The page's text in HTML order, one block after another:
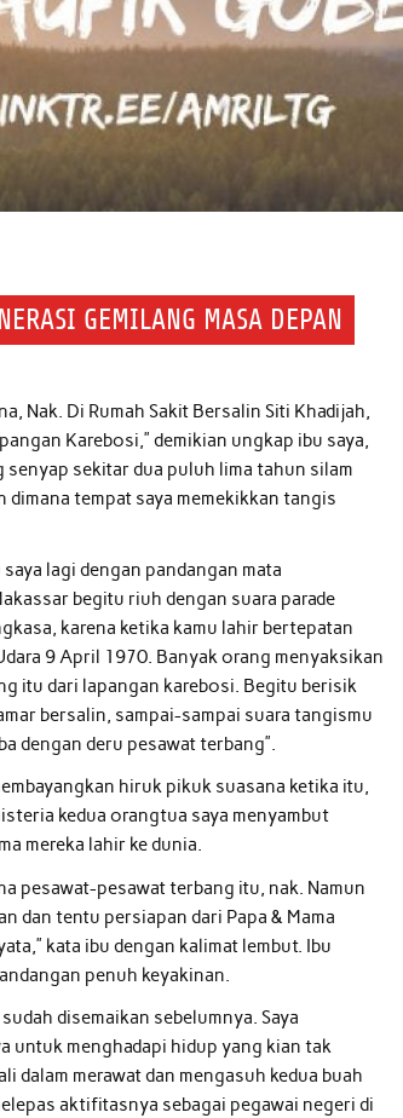
GEMILANG MASA DEPAN
Nak. Di Rumah Sakit Bersalin Siti Khadijah,
Karebosi,” demikian ungkap ibu saya,
senyap sekitar dua puluh lima tahun silam
dimana tempat saya memekikkan tangis
lagi dengan pandangan mata
begitu riuh dengan suara parade
karena ketika kamu lahir bertepatan
9 April 1970. Banyak orang menyaksikan
itu dari lapangan karebosi. Begitu berisik
bersalin, sampai-sampai suara tangismu
dengan deru pesawat terbang”.
hiruk pikuk suasana ketika itu,
kedua orangtua saya menyambut
mereka lahir ke dunia.
pesawat-pesawat terbang itu, nak. Namun
dan tentu persiapan dari Papa & Mama
kata ibu dengan kalimat lembut. Ibu
penuh keyakinan.
disemaikan sebelumnya. Saya
untuk menghadapi hidup yang kian tak
dalam merawat dan mengasuh kedua buah
aktifitasnya sebagai pegawai negeri di